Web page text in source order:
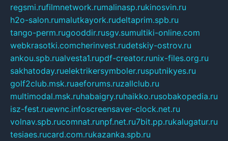
regsmi.rufilmnetwork.rumalinasp.rukinosvin.ru
h2o-salon.rumalutkayork.rudeltaprim.spb.ru
tango-perm.rugooddir.rusgv.sumultiki-online.com
webkrasotki.comcherinvest.rudetskiy-ostrov.ru
ankou.spb.rualvesta1.rupdf-creator.runix-files.org.ru
sakhatoday.ruelektrikersymboler.rusputnikyes.ru
golf2club.msk.ruaeforums.ruzallclub.ru
multimodal.msk.ruhabaigry.ruhaikko.rusobakopedia.ru
isz-fest.ruewnc.infoscreensaver-clock.net.ru
volnav.spb.rucomnat.runpf.net.ru7bit.pp.rukalugatur.ru
tesiaes.rucard.com.rukazanka.spb.ru